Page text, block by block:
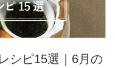
シピ15選｜6月の